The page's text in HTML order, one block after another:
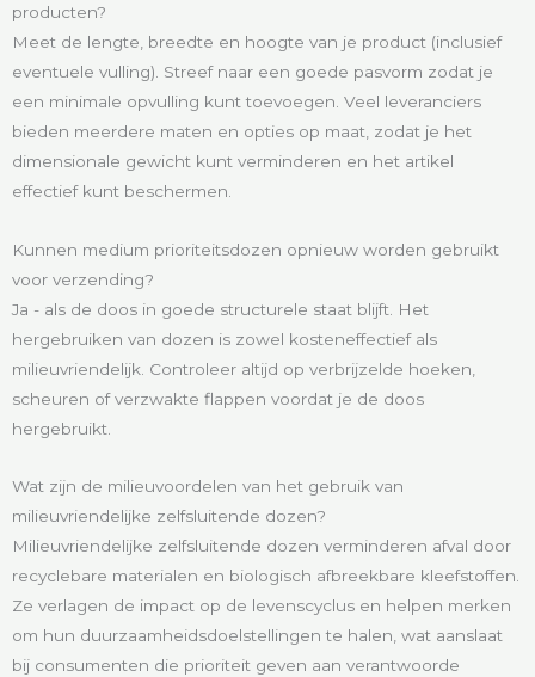
producten?
Meet de lengte, breedte en hoogte van je product (inclusief
eventuele vulling). Streef naar een goede pasvorm zodat je
een minimale opvulling kunt toevoegen. Veel leveranciers
bieden meerdere maten en opties op maat, zodat je het
dimensionale gewicht kunt verminderen en het artikel
effectief kunt beschermen.
Kunnen medium prioriteitsdozen opnieuw worden gebruikt
voor verzending?
Ja - als de doos in goede structurele staat blijft. Het
hergebruiken van dozen is zowel kosteneffectief als
milieuvriendelijk. Controleer altijd op verbrijzelde hoeken,
scheuren of verzwakte flappen voordat je de doos
hergebruikt.
Wat zijn de milieuvoordelen van het gebruik van
milieuvriendelijke zelfsluitende dozen?
Milieuvriendelijke zelfsluitende dozen verminderen afval door
recyclebare materialen en biologisch afbreekbare kleefstoffen.
Ze verlagen de impact op de levenscyclus en helpen merken
om hun duurzaamheidsdoelstellingen te halen, wat aanslaat
bij consumenten die prioriteit geven aan verantwoorde